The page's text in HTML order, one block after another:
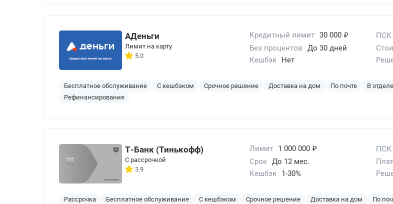
АДеньги
Лимит на карту
5.0
Кредитный лимит 30 000 ₽ ПСК
Без процентов
До 30 дней
Кешбэк
Нет
Бесплатное обслуживание С кешбэком Срочное решение Доставка на дом По почте В
Рефинансирование
Т-Банк (Тинькофф)
С рассрочкой
3.9
Лимит 1 000 000 ₽ ПСК
Срок До 12 мес.
Кешбэк
1-30%
Рассрочка Бесплатное обслуживание С кешбэком Срочное решение Доставка на дом По